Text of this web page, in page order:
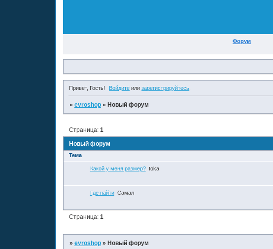
Форум
Привет, Гость! Войдите илизарегистрируйтесь
» evroshop » Новый форум
Новый форум
Страница: 1
Тема
Какой у меня размер? toka
Где найти Самал
Страница: 1
» evroshop » Новый форум